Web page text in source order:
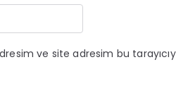
ve site adresim bu